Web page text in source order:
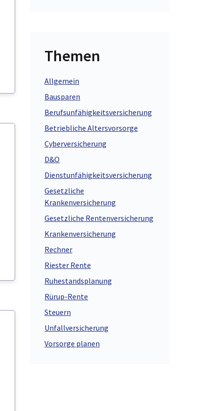
Themen
Allgemein
Bausparen
Berufsunfähigkeitsversicherung
Betriebliche Altersvorsorge
Cyberversicherung
D&O
Dienstunfähigkeitsversicherung
Gesetzliche
Krankenversicherung
Gesetzliche Rentenversicherung
Krankenversicherung
Rechner
Riester Rente
Ruhestandsplanung
Rürup-Rente
Steuern
Unfallversicherung
Vorsorge planen